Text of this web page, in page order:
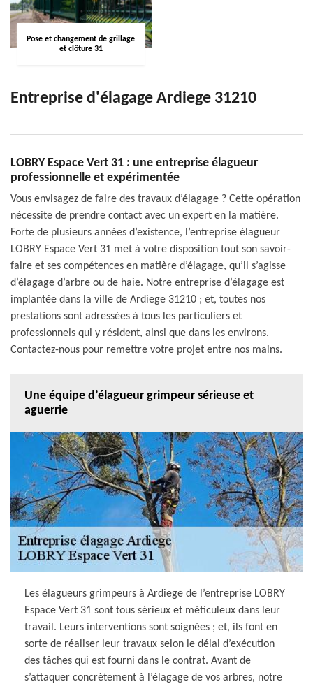
Pose et changement de grillage
et clôture 31
Entreprise d'élagage Ardiege 31210
LOBRY Espace Vert 31 : une entreprise élagueur
professionnelle et expérimentée
Vous envisagez de faire des travaux d’élagage ? Cette opération
nécessite de prendre contact avec un expert en la matière.
Forte de plusieurs années d’existence, l’entreprise élagueur
LOBRY Espace Vert 31 met à votre disposition tout son savoir-
faire et ses compétences en matière d’élagage, qu’il s’agisse
d’élagage d’arbre ou de haie. Notre entreprise d’élagage est
implantée dans la ville de Ardiege 31210 ; et, toutes nos
prestations sont adressées à tous les particuliers et
professionnels qui y résident, ainsi que dans les environs.
Contactez-nous pour remettre votre projet entre nos mains.
Une équipe d’élagueur grimpeur sérieuse et
aguerrie
Les élagueurs grimpeurs à Ardiege de l’entreprise LOBRY
Espace Vert 31 sont tous sérieux et méticuleux dans leur
travail. Leurs interventions sont soignées ; et, ils font en
sorte de réaliser leur travaux selon le délai d’exécution
des tâches qui est fourni dans le contrat. Avant de
s’attaquer concrètement à l’élagage de vos arbres, notre